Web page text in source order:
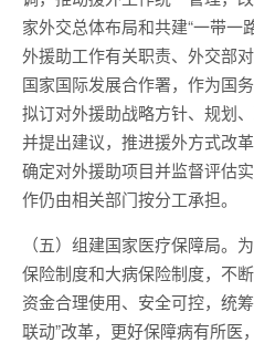
家外交总体布局和共建“一带一
外援助工作有关职责、外交部
国家国际发展合作署，作为国
拟订对外援助战略方针、规划
并提出建议，推进援外方式改
确定对外援助项目并监督评估
作仍由相关部门按分工承担。
（五）组建国家医疗保障局。
保险制度和大病保险制度，不
资金合理使用、安全可控，统
联动”改革，更好保障病有所医